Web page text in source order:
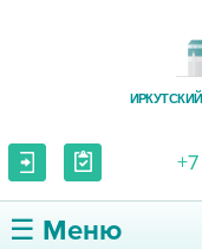
☰ Меню